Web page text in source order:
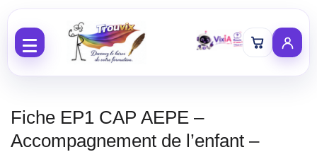
Fiche EP1 CAP AEPE –
Accompagnement de l’enfant –